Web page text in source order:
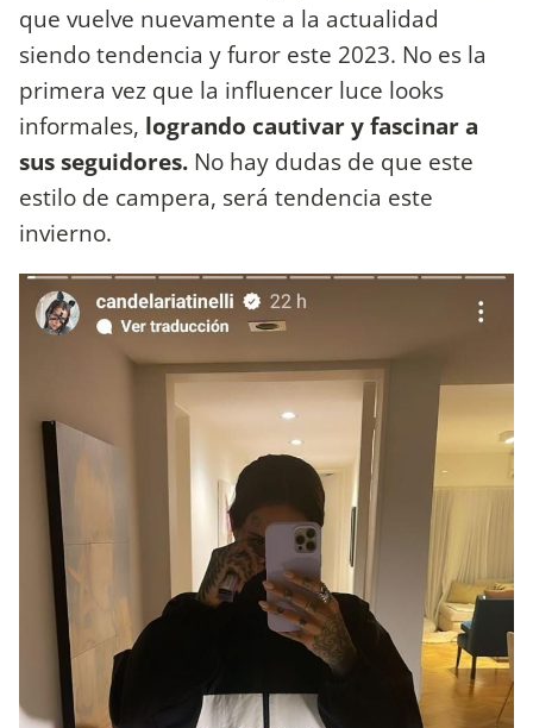
que vuelve nuevamente a la actualidad
siendo tendencia y furor este 2023. No es la
primera vez que la influencer luce looks
informales, logrando cautivar y fascinar a
sus seguidores. No hay dudas de que este
estilo de campera, será tendencia este
invierno.